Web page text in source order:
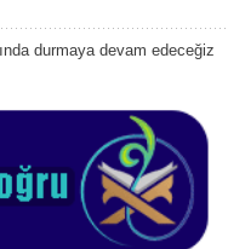
durmaya devam edeceğiz